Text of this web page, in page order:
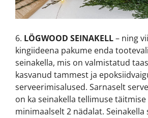
6. LÖGWOOD SEINAKELL– ning
kingiideena pakume enda
seinakella, mis on valmistatud
kasvanud tammest ja
serveerimisalused. Sarnaselt
on ka seinakella tellimuse täitmise
minimaalselt 2 nädalat. Seinakella